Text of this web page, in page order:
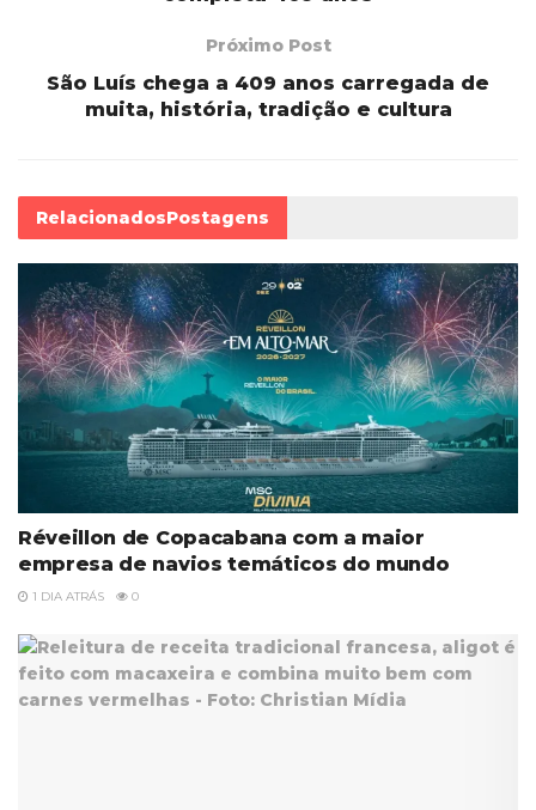
Próximo Post
São Luís chega a 409 anos carregada de
muita, história, tradição e cultura
RelacionadosPostagens
Réveillon de Copacabana com a maior
empresa de navios temáticos do mundo
1 DIA ATRÁS 0